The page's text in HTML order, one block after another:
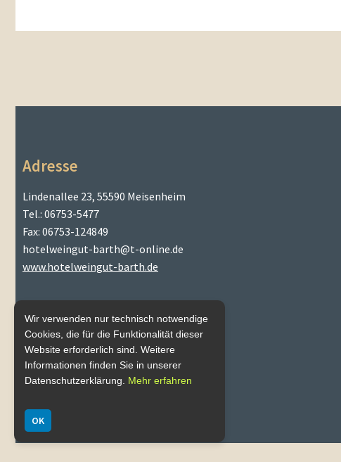
Adresse
Lindenallee 23, 55590 Meisenheim
Tel.: 06753-5477
Fax: 06753-124849
hotelweingut-barth@t-online.de
www.hotelweingut-barth.de
Mein Konto
Wir verwenden nur technisch notwendige
Cookies, die für die Funktionalität dieser
Website erforderlich sind. Weitere
Informationen finden Sie in unserer
Datenschutzerklärung.
Mehr erfahren
OK